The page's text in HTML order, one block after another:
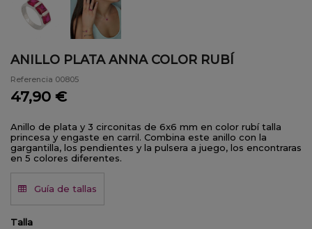
ANILLO PLATA ANNA COLOR RUBÍ
Referencia 00805
47,90 €
Anillo de plata y 3 circonitas de 6x6 mm en color rubí talla
princesa y engaste en carril. Combina este anillo con la
gargantilla, los pendientes y la pulsera a juego, los encontraras
en 5 colores diferentes.
Guía de tallas
Talla